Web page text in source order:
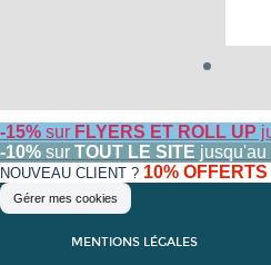
-15% sur FLYERS ET ROLL UP
-10% sur TOUT LE SITE jusqu'au
NOUVEAU CLIENT ? 10%
Gérer mes cookies
MENTIONS LÉGALES